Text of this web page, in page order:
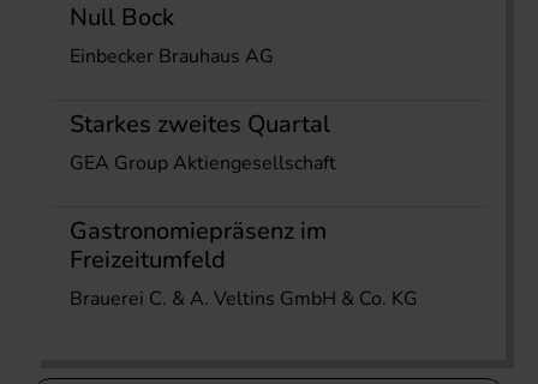
Null Bock
Einbecker Brauhaus AG
Starkes zweites Quartal
GEA Group Aktiengesellschaft
Gastronomiepräsenz im
Freizeitumfeld
Brauerei C. & A. Veltins GmbH & Co. KG